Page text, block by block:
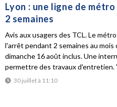
Lyon : une ligne de
2 semaines
30 juillet à 11:10
Avis aux usagers des TCL. Le
l'arrêt pendant 2 semaines au mois
dimanche 16 août inclus. Une
permettre des travaux d'entretien.